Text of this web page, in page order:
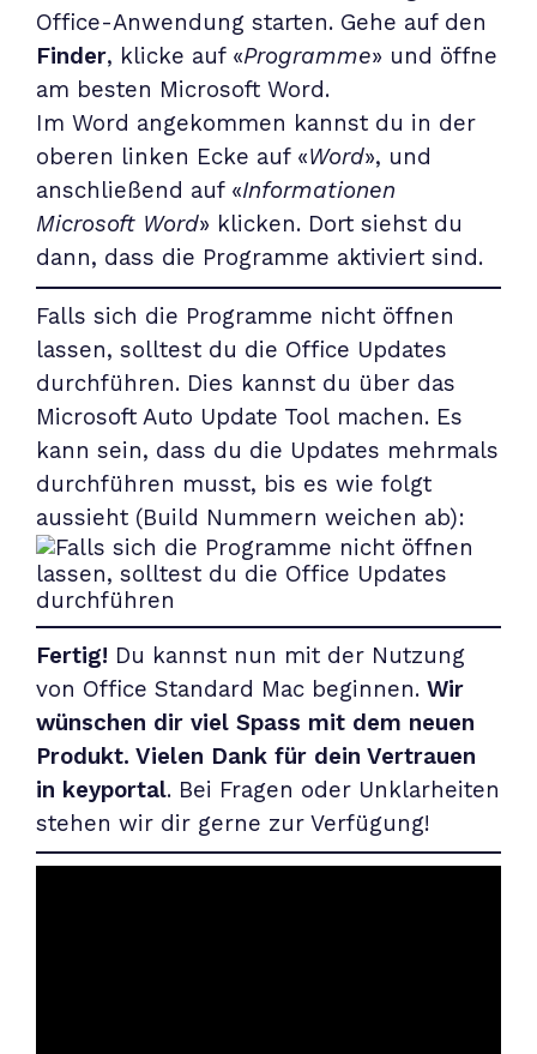
Office-Anwendung starten. Gehe auf den
Finder, klicke auf «Programme» und öffne
am besten Microsoft Word.
Im Word angekommen kannst du in der
oberen linken Ecke auf «Word», und
anschließend auf «Informationen
Microsoft Word» klicken. Dort siehst du
dann, dass die Programme aktiviert sind.
Falls sich die Programme nicht öffnen
lassen, solltest du die Office Updates
durchführen. Dies kannst du über das
Microsoft Auto Update Tool machen. Es
kann sein, dass du die Updates mehrmals
durchführen musst, bis es wie folgt
aussieht (Build Nummern weichen ab):
Fertig! Du kannst nun mit der Nutzung
von Office Standard Mac beginnen. Wir
wünschen dir viel Spass mit dem neuen
Produkt. Vielen Dank für dein Vertrauen
in keyportal. Bei Fragen oder Unklarheiten
stehen wir dir gerne zur Verfügung!